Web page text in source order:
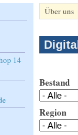
Über uns
Bestand
Region
14